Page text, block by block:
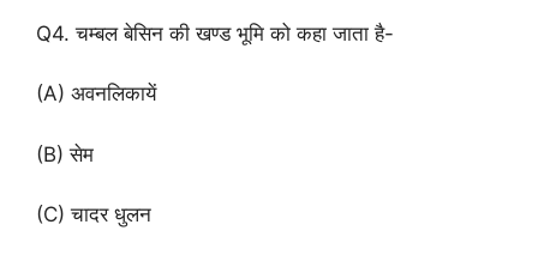
Q4. चम्बल बेसिन की खण्ड भूमि को कहा जाता है-
(A) अवनलिकायें
(B) सेम
(C) चादर धुलन